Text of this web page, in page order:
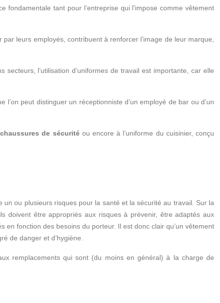
fondamentale tant pour l’entreprise qui l’impose comme vêtement
leurs employés, contribuent à renforcer l’image de leur marque,
l’utilisation d’uniformes de travail est importante, car elle
peut distinguer un réceptionniste d’un employé de bar ou d’un
chaussures de sécurité ou encore à l’uniforme du cuisinier, conçu
ou plusieurs risques pour la santé et la sécurité au travail. Sur la
doivent être appropriés aux risques à prévenir, être adaptés aux
fonction des besoins du porteur. Il est donc clair qu’un vêtement
de danger et d’hygiène.
remplacements qui sont (du moins en général) à la charge de